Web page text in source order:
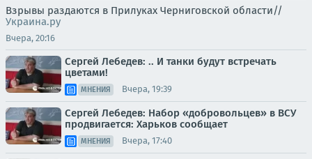
Взрывы раздаются в Прилуках Черниговской области//
Украина.ру
Вчера, 20:16
Сергей Лебедев: .. И танки будут встречать
цветами!
МНЕНИЯ Вчера, 19:39
Сергей Лебедев: Набор «добровольцев» в ВСУ
продвигается: Харьков сообщает
МНЕНИЯ Вчера, 17:40